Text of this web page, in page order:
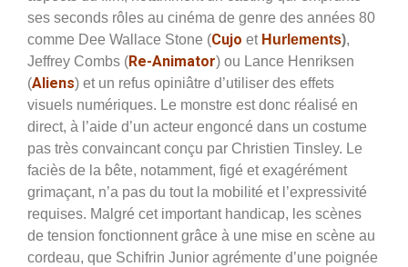
ses seconds rôles au cinéma de genre des années 80
comme Dee Wallace Stone (Cujo et Hurlements),
Jeffrey Combs (Re-Animator) ou Lance Henriksen
(Aliens) et un refus opiniâtre d’utiliser des effets
visuels numériques. Le monstre est donc réalisé en
direct, à l’aide d’un acteur engoncé dans un costume
pas très convaincant conçu par Christien Tinsley. Le
faciès de la bête, notamment, figé et exagérément
grimaçant, n’a pas du tout la mobilité et l’expressivité
requises. Malgré cet important handicap, les scènes
de tension fonctionnent grâce à une mise en scène au
cordeau, que Schifrin Junior agrémente d’une poignée